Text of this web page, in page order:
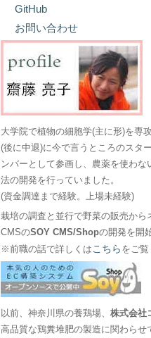
GitHub
お問い合わせ
大学院で植物の細胞学(主に形)を専
(後に中退)に今で言うところのスタ
ンバーとして参画し、農薬を使わな
法の開発を行っていました。
(資金調達まで経験。上場未経験)
栽培の調査と並行で野菜の販売から
CMSのSOY CMS/Shopの開発を開
※前職の話で詳しくは こちら をご覧
以前、神奈川県の養鶏場、株式会社
高品質な鶏糞堆肥の製造に関わらせ